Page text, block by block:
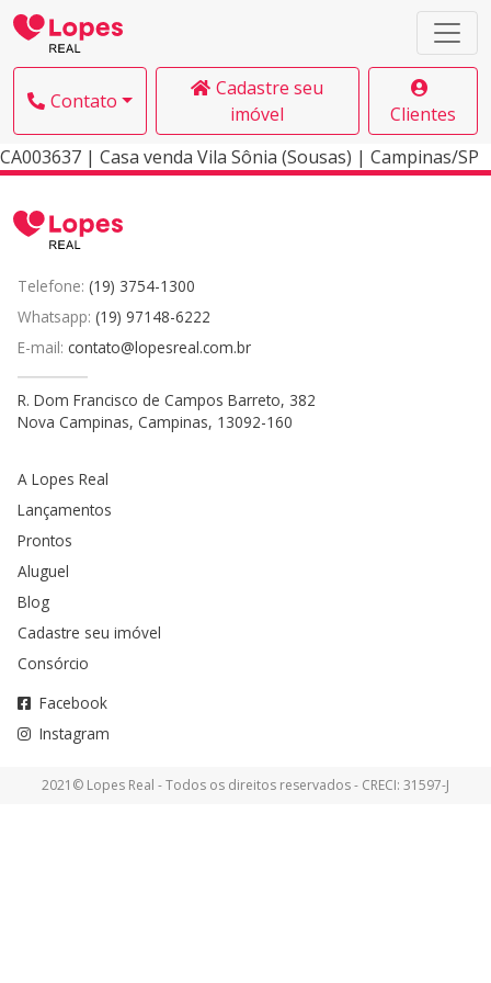
Contato
Cadastre seu
imóvel
Clientes
CA003637 | Casa venda Vila Sônia (Sousas) | Campinas/SP
Telefone: (19) 3754-1300
Whatsapp: (19) 97148-6222
E-mail: contato@lopesreal.com.br
R. Dom Francisco de Campos Barreto, 382
Nova Campinas, Campinas, 13092-160
A Lopes Real
Lançamentos
Prontos
Aluguel
Blog
Cadastre seu imóvel
Consórcio
Facebook
Instagram
2021© Lopes Real - Todos os direitos reservados - CRECI: 31597-J